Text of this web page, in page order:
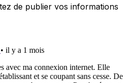
de publier vos informations